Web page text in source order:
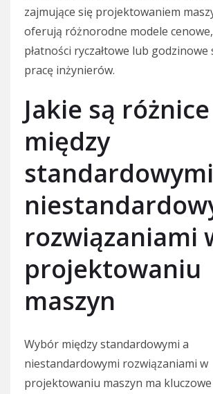
zajmujące się projektowaniem
oferują różnorodne modele
płatności ryczałtowe lub godzinowe
pracę inżynierów.
Jakie są różnice
między
rozwiązaniami
projektowaniu
maszyn
Wybór między standardowymi a
niestandardowymi rozwiązaniami w
projektowaniu maszyn ma